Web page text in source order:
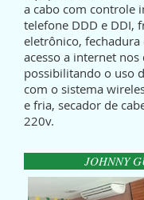
a cabo com controle
telefone DDD e DDI,
eletrônico, fechadura
acesso a internet
possibilitando o uso
com o sistema
e fria, secador de
220v.
JOHNNY